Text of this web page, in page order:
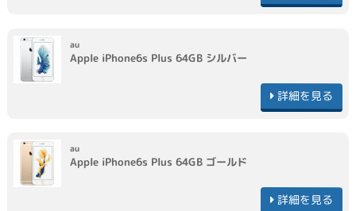
au
Apple iPhone6s Plus 64GB シルバー
詳細を見る
au
Apple iPhone6s Plus 64GB ゴールド
詳細を見る